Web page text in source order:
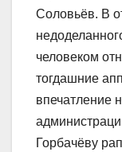
Соловьёв. В
человеком
тогдашние
впечатление
Горбачёву